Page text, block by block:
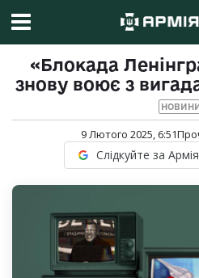
«Блокада
знову воює з
НОВИНИ
9 Лютого 2025, 6:51
Слідкуйте за